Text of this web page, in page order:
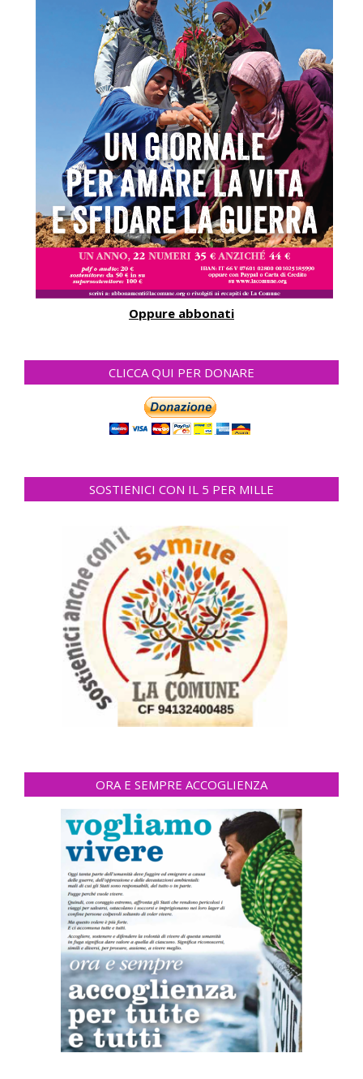
Oppure abbonati
CLICCA QUI PER DONARE
SOSTIENICI CON IL 5 PER MILLE
ORA E SEMPRE ACCOGLIENZA